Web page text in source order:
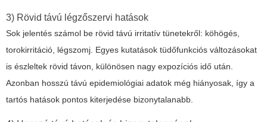
3) Rövid távú légzőszervi hatások
Sok jelentés számol be rövid távú irritatív tünetekről: köhögés,
torokirritáció, légszomj. Egyes kutatások tüdőfunkciós változásokat
is észleltek rövid távon, különösen nagy expozíciós idő után.
Azonban hosszú távú epidemiológiai adatok még hiányosak, így a
tartós hatások pontos kiterjedése bizonytalanabb.